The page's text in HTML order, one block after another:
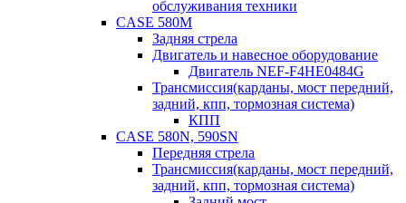
обслуживания техники
CASE 580M
Задняя стрела
Двигатель и навесное оборудование
Двигатель NEF-F4HE0484G
Трансмиссия(карданы, мост передний,
задний, кпп, тормозная система)
КПП
CASE 580N, 590SN
Передняя стрела
Трансмиссия(карданы, мост передний,
задний, кпп, тормозная система)